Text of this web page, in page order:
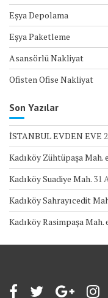
Eşya Depolama
Eşya Paketleme
Asansörlü Nakliyat
Ofisten Ofise Nakliyat
Son Yazılar
İSTANBUL EVDEN EVE
Kadıköy Zühtüpaşa Mah.
Kadıköy Suadiye Mah. 31
Kadıköy Sahrayıcedit
Kadıköy Rasimpaşa Mah.